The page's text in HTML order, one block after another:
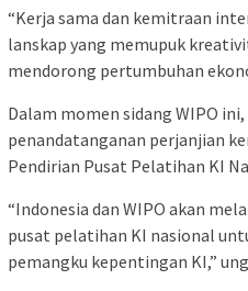
“Kerja sama dan kemitraan
lanskap yang memupuk
mendorong pertumbuhan
Dalam momen sidang WIPO
penandatanganan perjanjian
Pendirian Pusat Pelatihan KI
“Indonesia dan WIPO akan
pusat pelatihan KI nasional
pemangku kepentingan KI,”